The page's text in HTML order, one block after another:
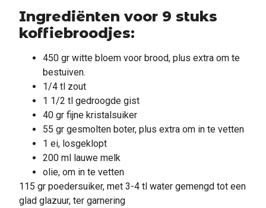
Ingrediënten voor 9 stuks
koffiebroodjes:
450 gr witte bloem voor brood, plus extra om te
bestuiven.
1/4 tl zout
1 1/2 tl gedroogde gist
40 gr fijne kristalsuiker
55 gr gesmolten boter, plus extra om in te vetten
1 ei, losgeklopt
200 ml lauwe melk
olie, om in te vetten
115 gr poedersuiker, met 3-4 tl water gemengd tot een
glad glazuur, ter garnering